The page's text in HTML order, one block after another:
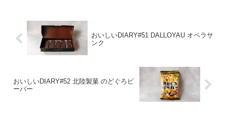
おいしいDIARY#51 DALLOYAU オペラサ
ンク
おいしいDIARY#52 北陸製菓 のどぐろビ
ーバー